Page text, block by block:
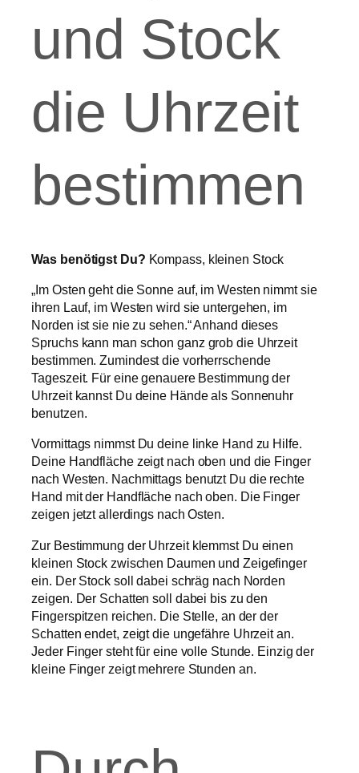
und Stock
die Uhrzeit
bestimmen
Was benötigst Du? Kompass, kleinen Stock
„Im Osten geht die Sonne auf, im Westen nimmt sie
ihren Lauf, im Westen wird sie untergehen, im
Norden ist sie nie zu sehen.“ Anhand dieses
Spruchs kann man schon ganz grob die Uhrzeit
bestimmen. Zumindest die vorherrschende
Tageszeit. Für eine genauere Bestimmung der
Uhrzeit kannst Du deine Hände als Sonnenuhr
benutzen.
Vormittags nimmst Du deine linke Hand zu Hilfe.
Deine Handfläche zeigt nach oben und die Finger
nach Westen. Nachmittags benutzt Du die rechte
Hand mit der Handfläche nach oben. Die Finger
zeigen jetzt allerdings nach Osten.
Zur Bestimmung der Uhrzeit klemmst Du einen
kleinen Stock zwischen Daumen und Zeigefinger
ein. Der Stock soll dabei schräg nach Norden
zeigen. Der Schatten soll dabei bis zu den
Fingerspitzen reichen. Die Stelle, an der der
Schatten endet, zeigt die ungefähre Uhrzeit an.
Jeder Finger steht für eine volle Stunde. Einzig der
kleine Finger zeigt mehrere Stunden an.